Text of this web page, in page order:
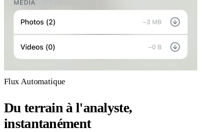
Flux Automatique
Du terrain à l'analyste,
instantanément